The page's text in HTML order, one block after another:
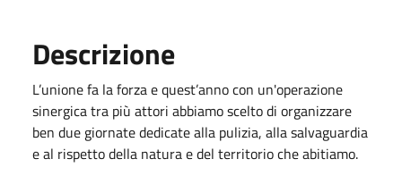
Descrizione
L’unione fa la forza e quest’anno con un'operazione
sinergica tra più attori abbiamo scelto di organizzare
ben due giornate dedicate alla pulizia, alla salvaguardia
e al rispetto della natura e del territorio che abitiamo.